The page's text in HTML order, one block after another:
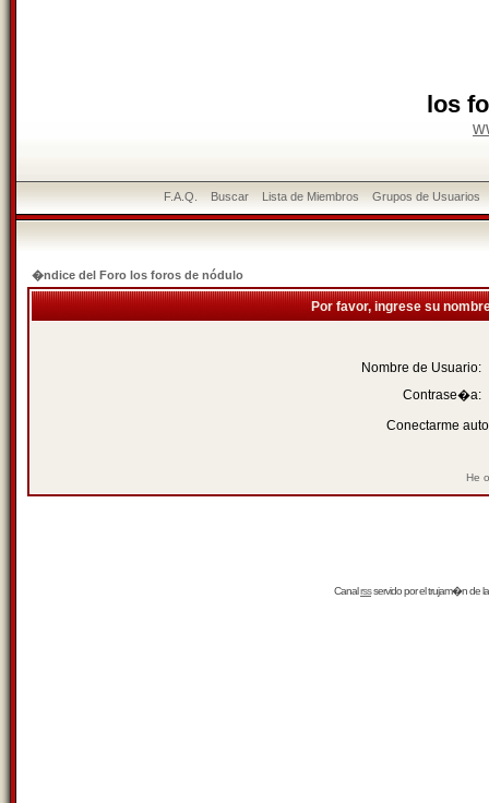
los
F.A.Q. Buscar Lista de Miembros Grupos de Usuarios
�ndice del Foro los foros de nódulo
Por favor, ingrese su
Nombre de Usuario:
Contrase�a:
Conectarme
He
Canalrssservido por eltrujam�nde